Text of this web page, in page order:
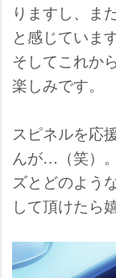
りますし、ま
と感じていま
そしてこれか
楽しみです。
スピネルを応
んが…（笑）
ズとどのよう
して頂けたら